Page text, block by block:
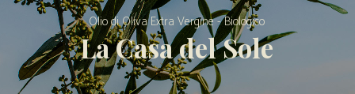
OliodiOliva Extra Vergine-Biologico
LaCasadelSole